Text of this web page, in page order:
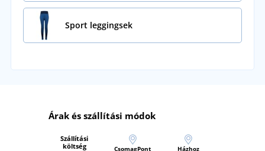
Sport leggingsek
Árak és szállítási módok
Szállítási
költség
CsomagPont
Házhoz